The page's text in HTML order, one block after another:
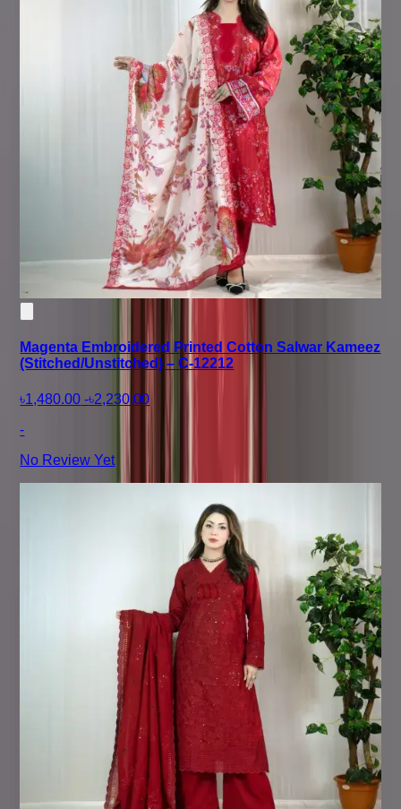
Magenta Embroidered Printed Cotton Salwar Kameez
(Stitched/Unstitched) – C-12212
৳1,480.00 -৳2,230.00
-
No Review Yet